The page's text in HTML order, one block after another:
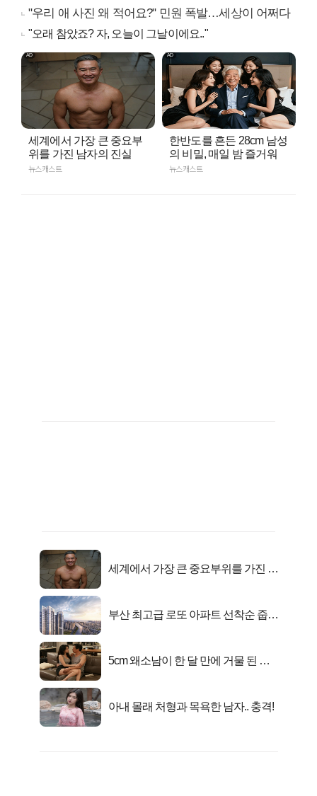
"우리 애 사진 왜 적어요?" 민원 폭발…세상이 어쩌다
"오래 참았죠? 자, 오늘이 그날이에요.."
세계에서 가장 큰 중요부
위를 가진 남자의 진실
뉴스캐스트
한반도를 흔든 28cm 남성
의 비밀, 매일 밤 즐거워
뉴스캐스트
세계에서 가장 큰 중요부위를 가진 남
부산 최고급 로또 아파트 선착순 줍줍
5cm 왜소남이 한 달 만에 거물 된 사
아내 몰래 처형과 목욕한 남자.. 충격!